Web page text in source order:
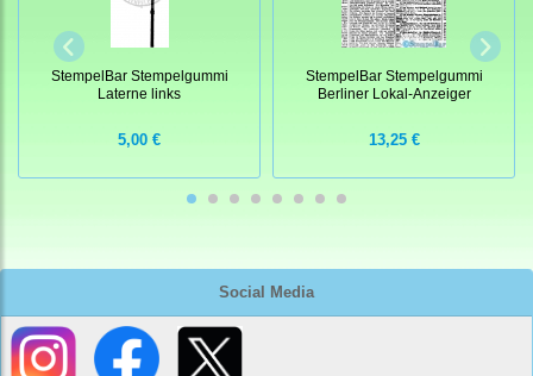
Social Media
StempelBar Stempelgummi
Laterne links
5,00 €
StempelBar Stempelgummi
Berliner Lokal-Anzeiger
13,25 €